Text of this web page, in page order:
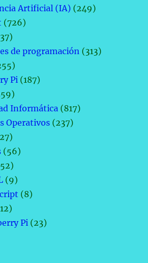
Artificial (IA) (249)
(726)
de programación (313)
Pi (187)
Informática (817)
Operativos (237)
(56)
(9)
(8)
Pi (23)